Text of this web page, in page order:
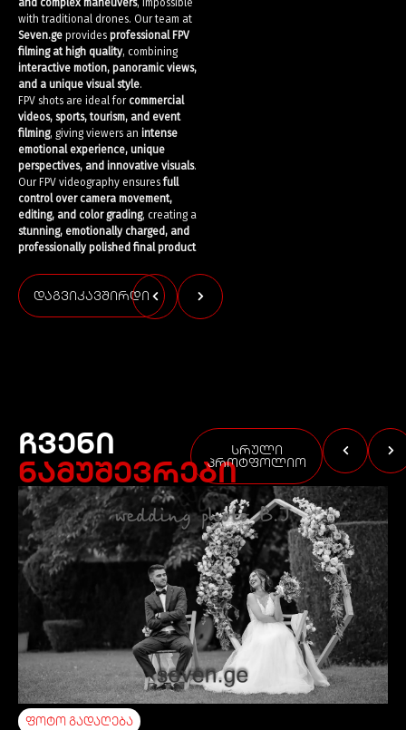
and complex maneuvers, impossible
with traditional drones. Our team at
Seven.ge provides professional FPV
filming at high quality, combining
interactive motion, panoramic views,
and a unique visual style.
FPV shots are ideal for commercial
videos, sports, tourism, and event
filming, giving viewers an intense
emotional experience, unique
perspectives, and innovative visuals.
Our FPV videography ensuresfull
control over camera movement,
editing, and color grading, creating a
stunning, emotionally charged, and
professionally polished final product
დაგვიკავშირდი
ჩვენი
ნამუშევრები
სრული
პროტფოლიო
ფოტო გადაღება